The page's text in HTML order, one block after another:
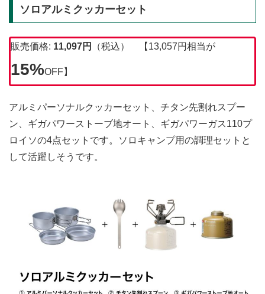
ソロアルミクッカーセット
販売価格: 11,097円 （税込） 【13,057円相当が
15%OFF】
アルミパーソナルクッカーセット、チタン先割れスプー
ン、ギガパワーストーブ地オート、ギガパワーガス110プ
ロイソの4点セットです。ソロキャンプ用の調理セットと
して活躍しそうです。